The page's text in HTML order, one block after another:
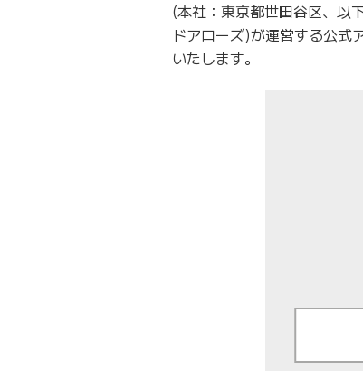
(本社：東京都世田谷区、以
ドアローズ)が運営する公式
いたします。